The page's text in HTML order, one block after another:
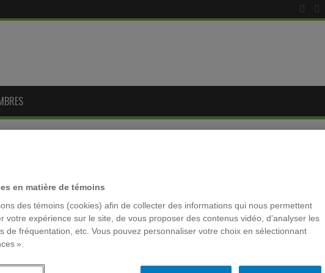
de santé?
il l’empowerment du
matière de santé?
MOTS-CLÉS
ACFAS Acfasalimado2017
colloque la communication
en matière de témoins
des témoins (cookies) afin de collecter des informations qui nous permettent
votre expérience sur le site, de vous proposer des contenus vidéo, d’analyser les
de fréquentation, etc. Vous pouvez personnaliser votre choix en sélectionnant
».